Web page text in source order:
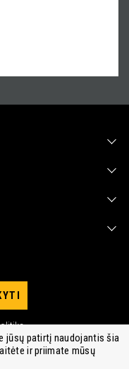
jūsų patirtį naudojantis šia
ir priimate mūsų